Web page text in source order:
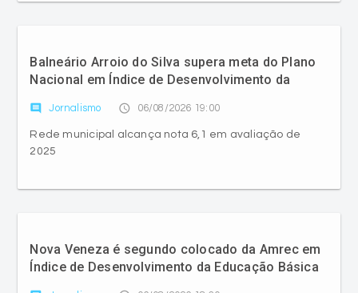
Balneário Arroio do Silva supera meta do Plano
Nacional em Índice de Desenvolvimento da
comment Jornalismo access_time 06/08/2026 19:00
Rede municipal alcança nota 6,1 em avaliação de
2025
Nova Veneza é segundo colocado da Amrec em
Índice de Desenvolvimento da Educação Básica